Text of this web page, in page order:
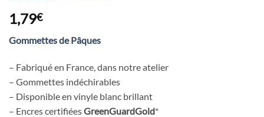
5 basé sur
notations
client
1,79€
Gommettes de Pâques
– Fabriqué en France, dans notre atelier
– Gommettes indéchirables
– Disponible en vinyle blanc brillant
– Encres certifiéesGreenGuardGold*